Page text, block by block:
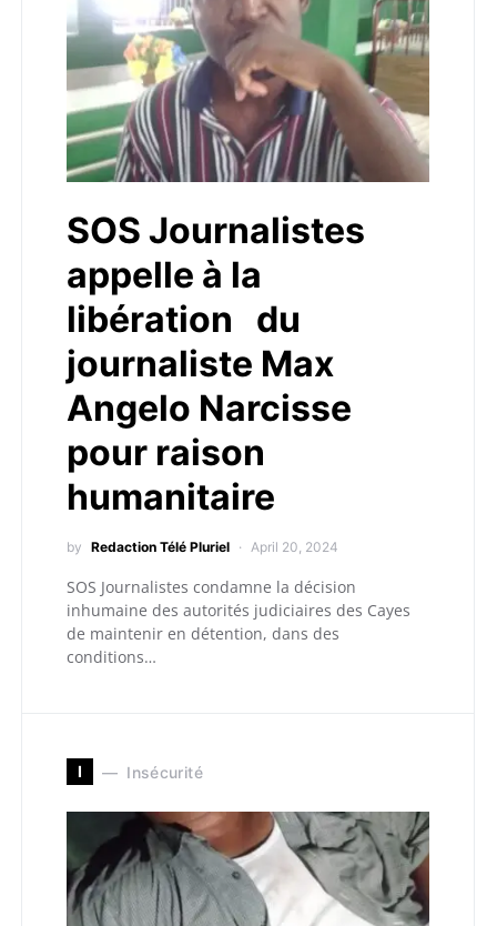
SOS Journalistes
appelle à la
libération du
journaliste Max
Angelo Narcisse
pour raison
humanitaire
by Redaction Télé Pluriel April 20, 2024
SOS Journalistes condamne la décision
inhumaine des autorités judiciaires des Cayes
de maintenir en détention, dans des
conditions…
I Insécurité